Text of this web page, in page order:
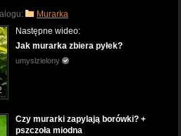
Murarka
Następne wideo:
Jak murarka zbiera pyłek?
umyslzielony
Czy murarki zapylają borówki? +
pszczoła miodna